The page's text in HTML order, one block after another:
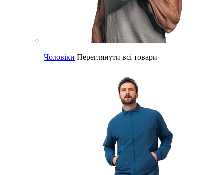
Чоловіки Переглянути всі товари